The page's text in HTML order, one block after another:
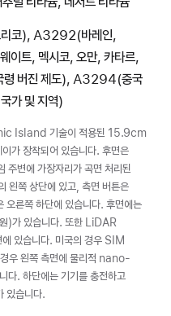
코), A3292(바레인,
이트, 멕시코, 오만, 카타르,
령 버진 제도), A3294(중국
가 및 지역)
Island 기술이 적용된 15.9cm
장착되어 있습니다. 후면은
주변에 가장자리가 곡면 처리된
왼쪽 상단에 있고, 측면 버튼은
오른쪽 하단에 있습니다. 후면에는
)가 있습니다. 또한 LiDAR
있습니다. 미국의 경우 SIM
우 왼쪽 측면에 물리적 nano-
다. 하단에는 기기를 충전하고
있습니다.